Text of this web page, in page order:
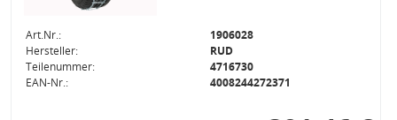
Art.Nr.:
1906028
Hersteller:
RUD
Teilenummer:
4716730
EAN-Nr.:
4008244272371